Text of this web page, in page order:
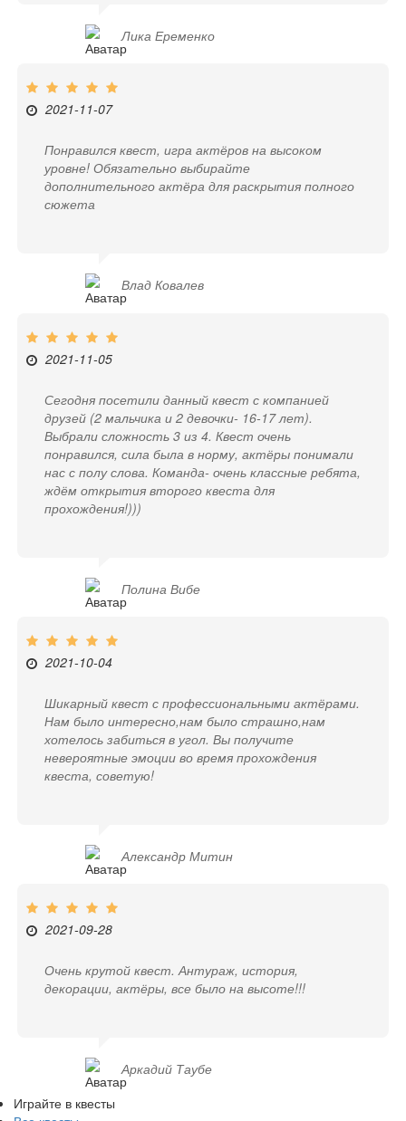
Лика Еременко
2021-11-07
Понравился квест, игра актёров на высоком
уровне! Обязательно выбирайте
дополнительного актёра для раскрытия полного
сюжета
Влад Ковалев
2021-11-05
Сегодня посетили данный квест с компанией
друзей (2 мальчика и 2 девочки- 16-17 лет).
Выбрали сложность 3 из 4. Квест очень
понравился, сила была в норму, актёры понимали
нас с полу слова. Команда- очень классные ребята,
ждём открытия второго квеста для
прохождения!)))
Полина Вибе
2021-10-04
Шикарный квест с профессиональными актёрами.
Нам было интересно,нам было страшно,нам
хотелось забиться в угол. Вы получите
невероятные эмоции во время прохождения
квеста, советую!
Александр Митин
2021-09-28
Очень крутой квест. Антураж, история,
декорации, актёры, все было на высоте!!!
Аркадий Таубе
Играйте в квесты